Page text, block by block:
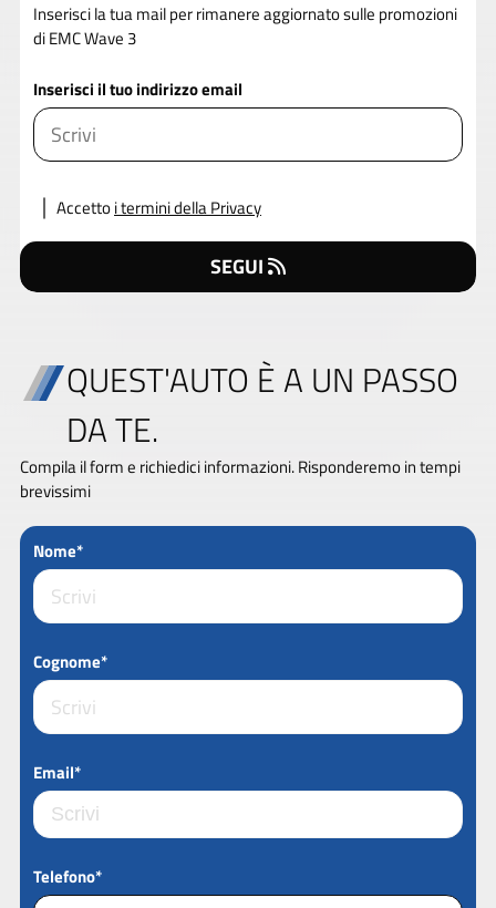
Inserisci la tua mail per rimanere aggiornato sulle promozioni
di EMC Wave 3
Inserisci il tuo indirizzo email
Accettoi termini della Privacy
SEGUI
QUEST'AUTO È A UN PASSO
DA TE.
Compila il form e richiedici informazioni. Risponderemo in tempi
brevissimi
Nome*
Cognome*
Email*
Telefono*